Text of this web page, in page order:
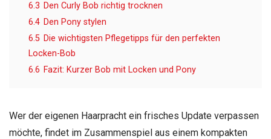
6.3 Den Curly Bob richtig trocknen
6.4 Den Pony stylen
6.5 Die wichtigsten Pflegetipps für den perfekten
Locken-Bob
6.6 Fazit: Kurzer Bob mit Locken und Pony
Wer der eigenen Haarpracht ein frisches Update verpassen
möchte, findet im Zusammenspiel aus einem kompakten